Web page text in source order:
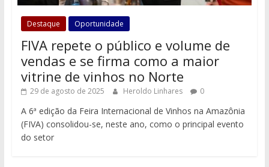
Destaque Oportunidade
FIVA repete o público e volume de
vendas e se firma como a maior
vitrine de vinhos no Norte
29 de agosto de 2025 Heroldo Linhares 0
A 6ª edição da Feira Internacional de Vinhos na Amazônia
(FIVA) consolidou-se, neste ano, como o principal evento
do setor